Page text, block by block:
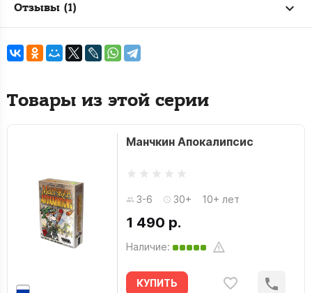
Отзывы (1)
Товары из этой серии
Манчкин Апокалипсис
3-6 30+ 10+ лет
1 490 р.
Наличие:
КУПИТЬ